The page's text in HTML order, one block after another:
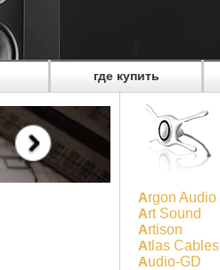
где купить
Argon Audio
Art Sound
Artison
Atlas Cables
Audio-GD